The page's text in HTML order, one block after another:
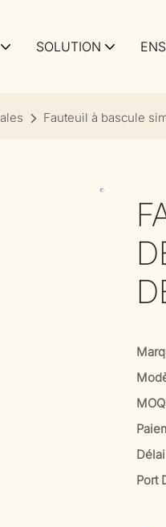
SOLUTION
Fauteuil à bascule
Port